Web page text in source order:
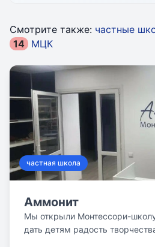
Смотрите также: частные
14 МЦК
частная школа
Аммонит
Мы открыли Монтессори-
дать детям радость